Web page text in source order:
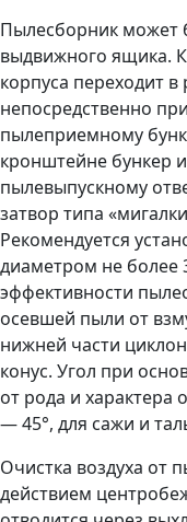
Пылесборник может
выдвижного ящика.
корпуса переходит
непосредственно
пылеприемному
кронштейне бункер
пылевыпускному
затвор типа
Рекомендуется
диаметром не
эффективности
осевшей пыли от
нижней части
конус. Угол при
от рода и характера
— 45°, для сажи и
Очистка воздуха от
действием